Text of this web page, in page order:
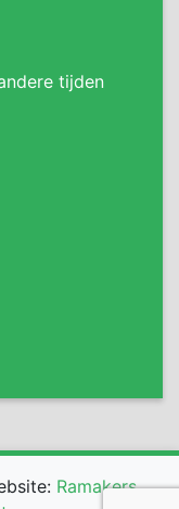
tijden
Ramakers